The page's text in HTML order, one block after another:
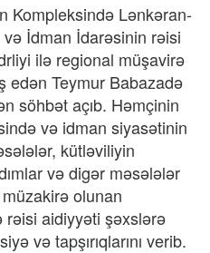
Kompleksində Lənkəran-
İdman İdarəsinin rəisi
ilə regional müşavirə
edən Teymur Babazadə
söhbət açıb. Həmçinin
və idman siyasətinin
kütləviliyin
və digər məsələlər
olunan
aidiyyəti şəxslərə
və tapşırıqlarını verib.